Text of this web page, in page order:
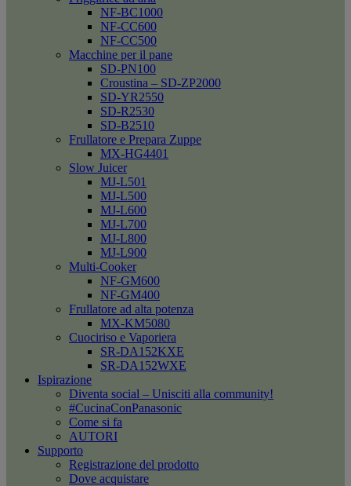
NF-BC1000
NF-CC600
NF-CC500
Macchine per il pane
SD-PN100
Croustina – SD-ZP2000
SD-YR2550
SD-R2530
SD-B2510
Frullatore e Prepara Zuppe
MX-HG4401
Slow Juicer
MJ-L501
MJ-L500
MJ-L600
MJ-L700
MJ-L800
MJ-L900
Multi-Cooker
NF-GM600
NF-GM400
Frullatore ad alta potenza
MX-KM5080
Cuociriso e Vaporiera
SR-DA152KXE
SR-DA152WXE
Ispirazione
Diventa social – Unisciti alla community!
#CucinaConPanasonic
Come si fa
AUTORI
Supporto
Registrazione del prodotto
Dove acquistare